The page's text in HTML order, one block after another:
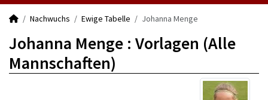
Nachwuchs Ewige Tabelle Johanna Menge
Johanna Menge : Vorlagen (Alle
Mannschaften)